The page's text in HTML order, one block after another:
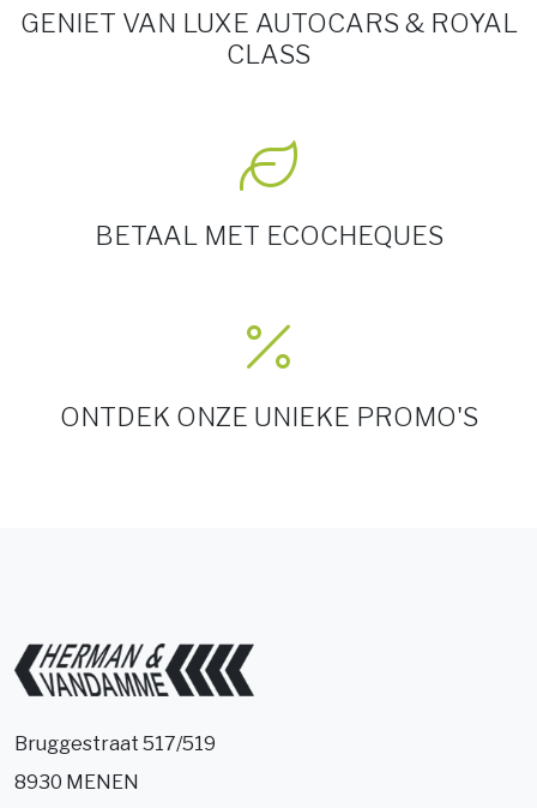
GENIET VAN LUXE AUTOCARS & ROYAL
CLASS
BETAAL MET ECOCHEQUES
ONTDEK ONZE UNIEKE PROMO'S
Bruggestraat 517/519
8930 MENEN